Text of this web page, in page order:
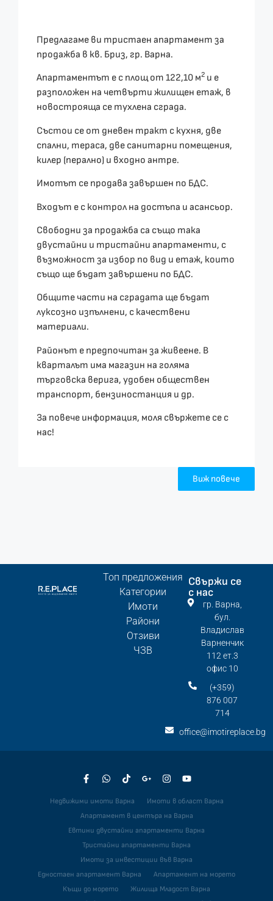
Предлагаме ви тристаен апартамент за
продажба в кв. Бриз, гр. Варна.
Апартаментът е с площ от 122,10 м2 и е
разположен на четвърти жилищен етаж, в
новострояща се тухлена сграда.
Състои се от дневен тракт с кухня, две
спални, тераса, две санитарни помещения,
килер (перално) и входно антре.
Имотът се продава завършен по БДС.
Входът е с контрол на достъпа и асансьор.
Свободни за продажба са също така
двустайни и тристайни апартаменти, с
възможност за избор по вид и етаж, които
също ще бъдат завършени по БДС.
Общите части на сградата ще бъдат
луксозно изпълнени, с качествени
материали.
Районът е предпочитан за живеене. В
кварталът има магазин на голяма
търговска верига, удобен обществен
транспорт, бензиностанция и др.
За повече информация, моля свържете се с
нас!
Виж повече
Топ предложения
Категории
Имоти
Райони
Отзиви
ЧЗВ
Свържи се
с нас
гр. Варна,
бул.
Владислав
Варненчик
112 ет.3
офис 10
(+359)
876 007
714
office@imotireplace.bg
Недвижими имоти Варна
Имоти в област Варна
Апартамент в центъра на Варна
Евтини двустайни апартаменти Варна
Тристайни апартаменти Варна
Имоти за инвестиции във Варна
Едностаен апартамент Варна
Апартамент на морето
Къщи до морето
Жилища Младост Варна